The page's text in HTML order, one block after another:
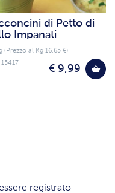
di Petto di
Impanati
(Prezzo al Kg 16.65 €)
€ 9,99
registrato